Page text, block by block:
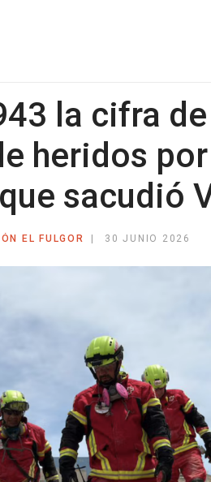
la cifra
heridos
sacudió
EL FULGOR 30 JUNIO 2026